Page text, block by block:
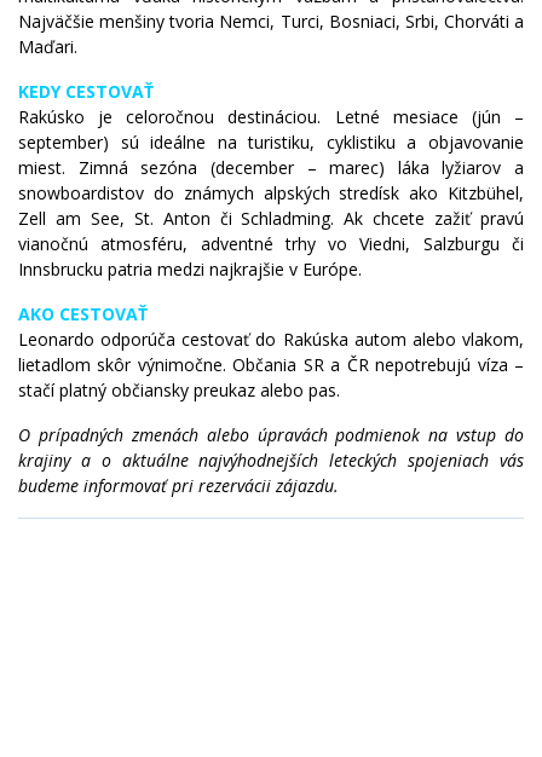
Najväčšie menšiny tvoria Nemci, Turci, Bosniaci, Srbi, Chorváti a
Maďari.
KEDY CESTOVAŤ
Rakúsko je celoročnou destináciou. Letné mesiace (jún –
september) sú ideálne na turistiku, cyklistiku a objavovanie
miest. Zimná sezóna (december – marec) láka lyžiarov a
snowboardistov do známych alpských stredísk ako Kitzbühel,
Zell am See, St. Anton či Schladming. Ak chcete zažiť pravú
vianočnú atmosféru, adventné trhy vo Viedni, Salzburgu či
Innsbrucku patria medzi najkrajšie v Európe.
AKO CESTOVAŤ
Leonardo odporúča cestovať do Rakúska autom alebo vlakom,
lietadlom skôr výnimočne. Občania SR a ČR nepotrebujú víza –
stačí platný občiansky preukaz alebo pas.
O prípadných zmenách alebo úpravách podmienok na vstup do
krajiny a o aktuálne najvýhodnejších leteckých spojeniach vás
budeme informovať pri rezervácii zájazdu.